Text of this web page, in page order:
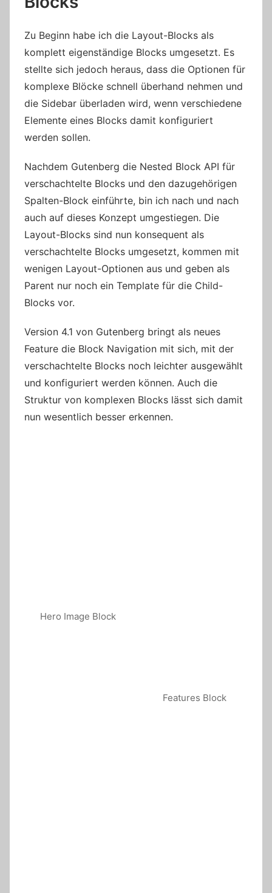
Zu Beginn habe ich die Layout-Blocks als
komplett eigenständige Blocks umgesetzt. Es
stellte sich jedoch heraus, dass die Optionen für
komplexe Blöcke schnell überhand nehmen und
die Sidebar überladen wird, wenn verschiedene
Elemente eines Blocks damit konfiguriert
werden sollen.
Nachdem Gutenberg die Nested Block API für
verschachtelte Blocks und den dazugehörigen
Spalten-Block einführte, bin ich nach und nach
auch auf dieses Konzept umgestiegen. Die
Layout-Blocks sind nun konsequent als
verschachtelte Blocks umgesetzt, kommen mit
wenigen Layout-Optionen aus und geben als
Parent nur noch ein Template für die Child-
Blocks vor.
Version 4.1 von Gutenberg bringt als neues
Feature die Block Navigation mit sich, mit der
verschachtelte Blocks noch leichter ausgewählt
und konfiguriert werden können. Auch die
Struktur von komplexen Blocks lässt sich damit
nun wesentlich besser erkennen.
Hero Image Block
Features Block